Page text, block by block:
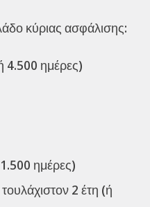
κύριας ασφάλισης:
4.500 ημέρες)
ημέρες)
2 έτη (ή